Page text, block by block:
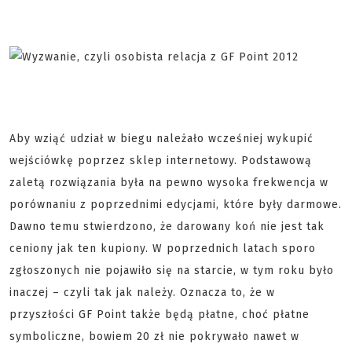
Aby wziąć udział w biegu należało wcześniej wykupić
wejściówkę poprzez sklep internetowy. Podstawową
zaletą rozwiązania była na pewno wysoka frekwencja w
porównaniu z poprzednimi edycjami, które były darmowe.
Dawno temu stwierdzono, że darowany koń nie jest tak
ceniony jak ten kupiony. W poprzednich latach sporo
zgłoszonych nie pojawiło się na starcie, w tym roku było
inaczej – czyli tak jak należy. Oznacza to, że w
przyszłości GF Point także będą płatne, choć płatne
symboliczne, bowiem 20 zł nie pokrywało nawet w